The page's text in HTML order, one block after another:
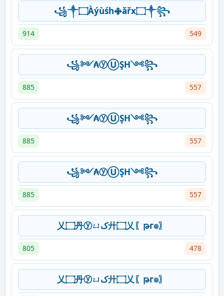
꧁༒۝Àýùśh࿇ăřx۝༒꧂
914 549
꧁༻₳ⓨⓊŞH༺꧂
885 557
꧁༻₳ⓨⓊŞH༺꧂
885 557
꧁༻₳ⓨⓊŞH༺꧂
885 557
乂۝丹ⓨㄩک廾۝乂〖թг๏〗
805 478
乂۝丹ⓨㄩک廾۝乂〖թг๏〗